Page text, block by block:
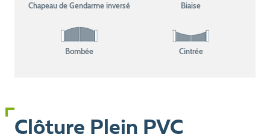
Chapeau de Gendarme inversé Biaise
Bombée Cintrée
Clôture Plein PVC